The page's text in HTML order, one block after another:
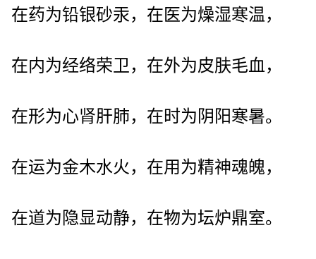
在药为铅银砂汞，在医为燥湿寒温，
在内为经络荣卫，在外为皮肤毛血，
在形为心肾肝肺，在时为阴阳寒暑。
在运为金木水火，在用为精神魂魄，
在道为隐显动静，在物为坛炉鼎室。